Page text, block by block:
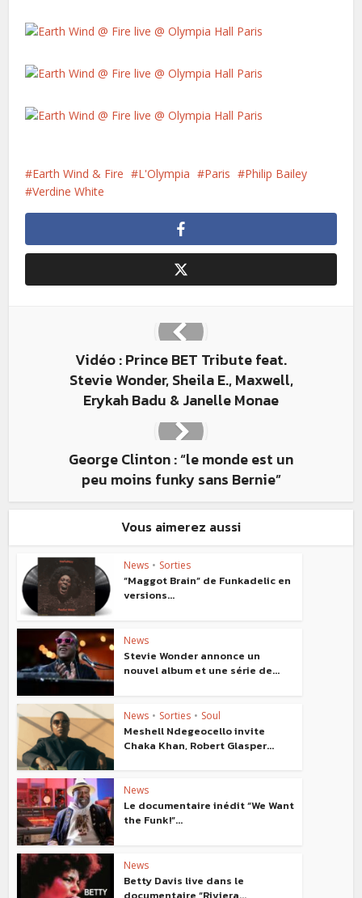
Earth Wind & Fire L'Olympia Paris
Philip Bailey
Verdine White
Vidéo : Prince BET Tribute feat.
Stevie Wonder, Sheila E., Maxwell,
Erykah Badu & Janelle Monae
George Clinton : “le monde est un
peu moins funky sans Bernie”
Vous aimerez aussi
News • Sorties
“Maggot Brain” de Funkadelic en
versions...
News
Stevie Wonder annonce un
nouvel album et une série de...
News • Sorties • Soul
Meshell Ndegeocello invite
Chaka Khan, Robert Glasper...
News
Le documentaire inédit “We Want
the Funk!”...
News
Betty Davis live dans le